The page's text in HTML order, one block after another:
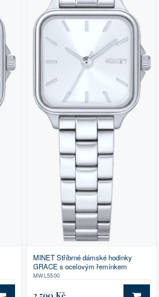
MINET Stříbrné dámské hodinky
GRACE s ocelovým řemínkem
MWL5500